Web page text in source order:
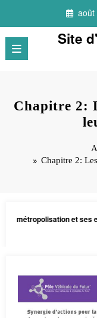
contenu
août
Site
Chapitre 2:
Chapitre 2:
métropolisation et ses